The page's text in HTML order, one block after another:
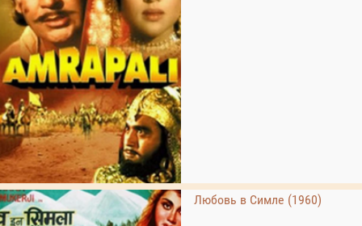
Любовь в Симле (1960)